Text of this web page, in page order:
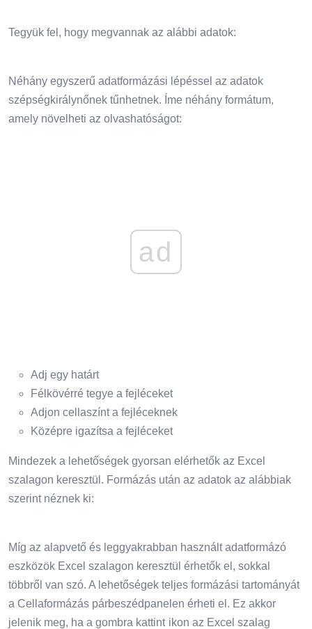
Tegyük fel, hogy megvannak az alábbi adatok:
Néhány egyszerű adatformázási lépéssel az adatok
szépségkirálynőnek tűnhetnek. Íme néhány formátum,
amely növelheti az olvashatóságot:
ad
Adj egy határt
Félkövérré tegye a fejléceket
Adjon cellaszínt a fejléceknek
Középre igazítsa a fejléceket
Mindezek a lehetőségek gyorsan elérhetők az Excel
szalagon keresztül. Formázás után az adatok az alábbiak
szerint néznek ki:
Míg az alapvető és leggyakrabban használt adatformázó
eszközök Excel szalagon keresztül érhetők el, sokkal
többről van szó. A lehetőségek teljes formázási tartományát
a Cellaformázás párbeszédpanelen érheti el. Ez akkor
jelenik meg, ha a gombra kattint ikon az Excel szalag